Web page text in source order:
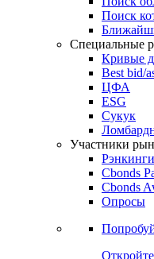
Облигации
Поиски
Поиск
Поиск
Поиск
Специальные
Кривые
Best bid/
ЦФА
ESG
Сукук
Участники
Cbonds
Cbonds
Опросы